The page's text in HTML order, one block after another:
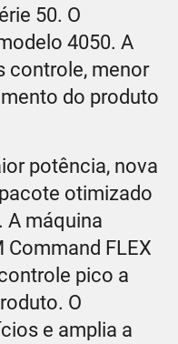
50. O
4050. A
controle, menor
do produto
potência, nova
otimizado
A máquina
FLEX
pico a
O
e amplia a